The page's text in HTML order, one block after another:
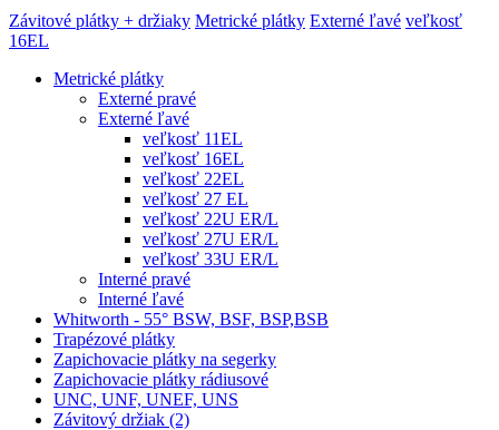
Závitové plátky + držiaky Metrické plátky Externé ľavé veľkosť
16EL
Metrické plátky
Externé pravé
Externé ľavé
veľkosť 11EL
veľkosť 16EL
veľkosť 22EL
veľkosť 27 EL
veľkosť 22U ER/L
veľkosť 27U ER/L
veľkosť 33U ER/L
Interné pravé
Interné ľavé
Whitworth - 55° BSW, BSF, BSP,BSB
Trapézové plátky
Zapichovacie plátky na segerky
Zapichovacie plátky rádiusové
UNC, UNF, UNEF, UNS
Závitový držiak (2)